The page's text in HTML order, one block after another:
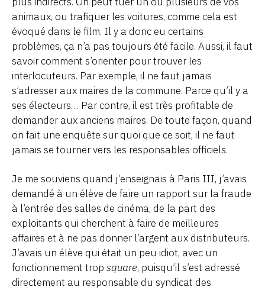
animaux, ou trafiquer les voitures, comme cela est
évoqué dans le film. Il y a donc eu certains
problèmes, ça n’a pas toujours été facile. Aussi, il faut
savoir comment s’orienter pour trouver les
interlocuteurs. Par exemple, il ne faut jamais
s’adresser aux maires de la commune. Parce qu’il y a
ses électeurs… Par contre, il est très profitable de
demander aux anciens maires. De toute façon, quand
on fait une enquête sur quoi que ce soit, il ne faut
jamais se tourner vers les responsables officiels.
Je me souviens quand j’enseignais à Paris III, j’avais
demandé à un élève de faire un rapport sur la fraude
à l’entrée des salles de cinéma, de la part des
exploitants qui cherchent à faire de meilleures
affaires et à ne pas donner l’argent aux distributeurs.
J’avais un élève qui était un peu idiot, avec un
fonctionnement trop square, puisqu’il s’est adressé
directement au responsable du syndicat des